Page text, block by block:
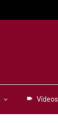
videocam Vídeos